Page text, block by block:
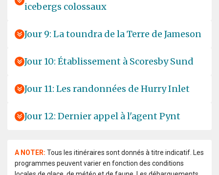
icebergs colossaux
Jour 9: La toundra de la Terre de Jameson
Jour 10: Établissement à Scoresby Sund
Jour 11: Les randonnées de Hurry Inlet
Jour 12: Dernier appel à l'agent Pynt
A NOTER: Tous les itinéraires sont donnés à titre indicatif. Les
programmes peuvent varier en fonction des conditions